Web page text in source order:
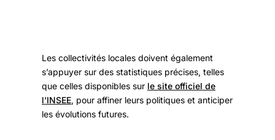
Les collectivités locales doivent également
s’appuyer sur des statistiques précises, telles
que celles disponibles sur le site officiel de
l’INSEE, pour affiner leurs politiques et anticiper
les évolutions futures.